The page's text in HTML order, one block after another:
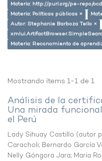
Materia: http://purl.org/pe-repo/
Materia: Políticas públicas ×
Autor: Stephanie Barboza Tello ×
Materia: Reconomiento de
Mostrando ítems 1-1 de 1
Análisis de la
Una mirada
el Perú
Lady Sihuay Castillo (autor
Caracholi; Bernardo García
Nelly Góngora Jara; María